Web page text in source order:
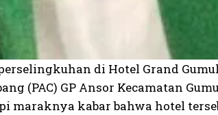
di Hotel Grand
(PAC) GP Ansor Kecamatan
maraknya kabar bahwa hotel